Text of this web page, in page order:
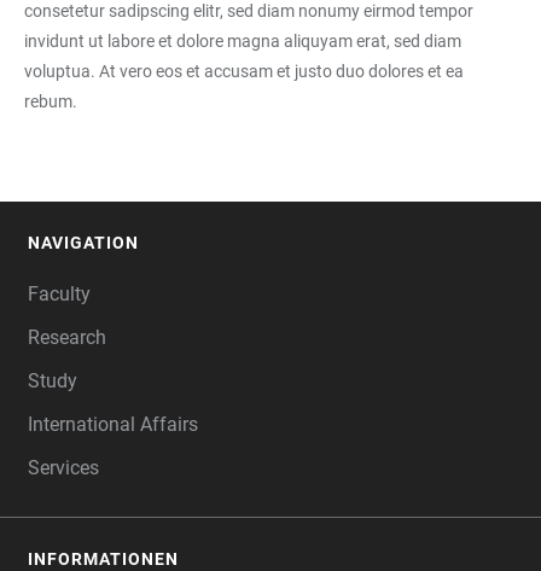
consetetur sadipscing elitr, sed diam nonumy eirmod tempor
invidunt ut labore et dolore magna aliquyam erat, sed diam
voluptua. At vero eos et accusam et justo duo dolores et ea
rebum.
NAVIGATION
Faculty
Research
Study
International Affairs
Services
INFORMATIONEN